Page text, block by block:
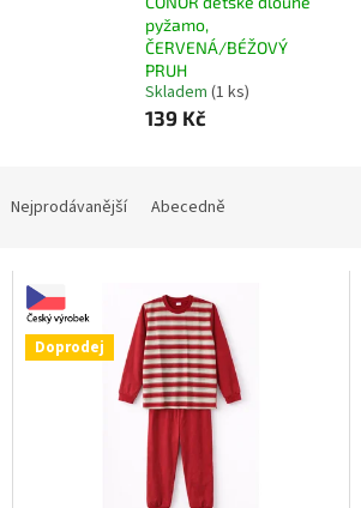
pyžamo,
ČERVENÁ/BÉŽOVÝ
PRUH
Skladem (1 ks)
139 Kč
Nejprodávanější Abecedně
Doprodej